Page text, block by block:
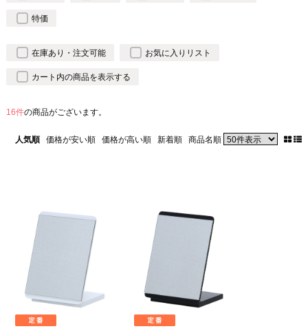
特価
在庫あり・注文可能 お気に入りリスト
カート内の商品を表示する
16件の商品がございます。
人気順 価格が安い順 価格が高い順 新着順 商品名順